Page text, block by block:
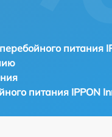
питания
питания IPPON